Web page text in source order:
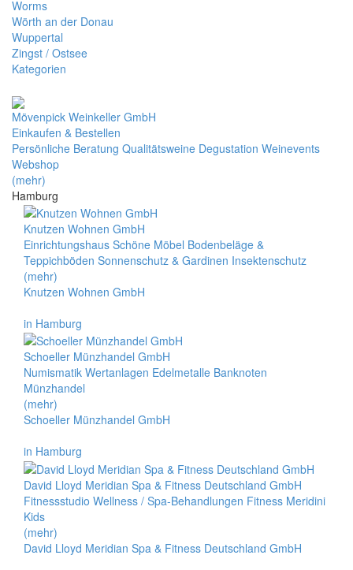
Worms
Wörth an der Donau
Wuppertal
Zingst / Ostsee
Kategorien
Mövenpick Weinkeller GmbH
Einkaufen & Bestellen
Persönliche Beratung Qualitätsweine Degustation Weinevents
Webshop
(mehr)
Hamburg
Knutzen Wohnen GmbH
Einrichtungshaus Schöne Möbel Bodenbeläge &
Teppichböden Sonnenschutz & Gardinen Insektenschutz
(mehr)
Knutzen Wohnen GmbH
in Hamburg
Schoeller Münzhandel GmbH
Numismatik Wertanlagen Edelmetalle Banknoten
Münzhandel
(mehr)
Schoeller Münzhandel GmbH
in Hamburg
David Lloyd Meridian Spa & Fitness Deutschland GmbH
Fitnessstudio Wellness / Spa-Behandlungen Fitness Meridini
Kids
(mehr)
David Lloyd Meridian Spa & Fitness Deutschland GmbH